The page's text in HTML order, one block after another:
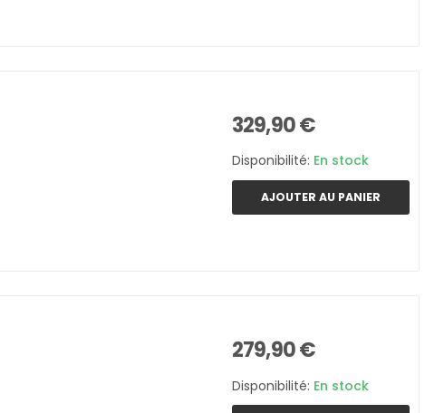
329,90 €
Disponibilité: En stock
AJOUTER AU PANIER
279,90 €
Disponibilité: En stock